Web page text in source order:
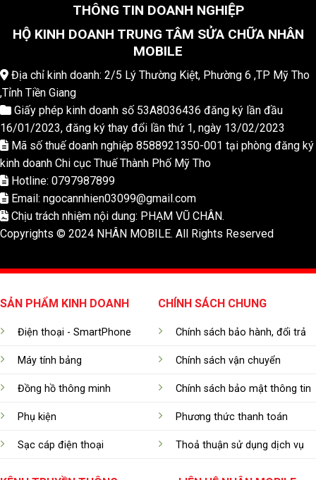
THÔNG TIN DOANH NGHIỆP
HỘ KINH DOANH TRUNG TÂM SỬA CHỮA NHÂN
MOBILE
Địa chỉ kinh doanh: 2/5 Lý Thường Kiệt, Phường 6 ,TP Mỹ Tho
,Tỉnh Tiền Giang
Giấy phép kinh doanh số 53A8036436 đăng ký lần đầu
16/01/2023, đăng ký thay đổi lần thứ 1, ngày 13/02/2023
Mã số thuế doanh nghiệp 8588921350-001 tại phòng đăng ký
kinh doanh Chi cục Thuế Thành Phố Mỹ Tho
Hotline: 0797987899
Email: ngocannhien03099@gmail.com
Chịu trách nhiệm nội dung: PHẠM VŨ CHÂN.
Copyrights © 2024 NHÂN MOBILE. All Rights Reserved
SẢN PHẨM KINH DOANH
Điện thoại - SmartPhone
Máy tính bảng
Đồng hồ thông minh
Phụ kiện
Sạc cáp điện thoại
CHÍNH SÁCH CHUNG
Chính sách bảo hành, đổi trả
Chính sách vận chuyển
Chính sách bảo mật thông tin
Phương thức thanh toán
Thoả thuận sử dụng dịch vụ